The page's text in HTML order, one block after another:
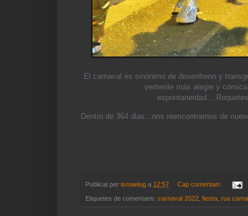
El carnaval es sinónimo de desenfreno y
vertiente más alegre y
Dentro de 364 dias...nos reencontramos de
Publicat per ismaelug a 12:57 Cap comentari:
Etiquetes de comentaris: carnaval 2022 fiesta rua